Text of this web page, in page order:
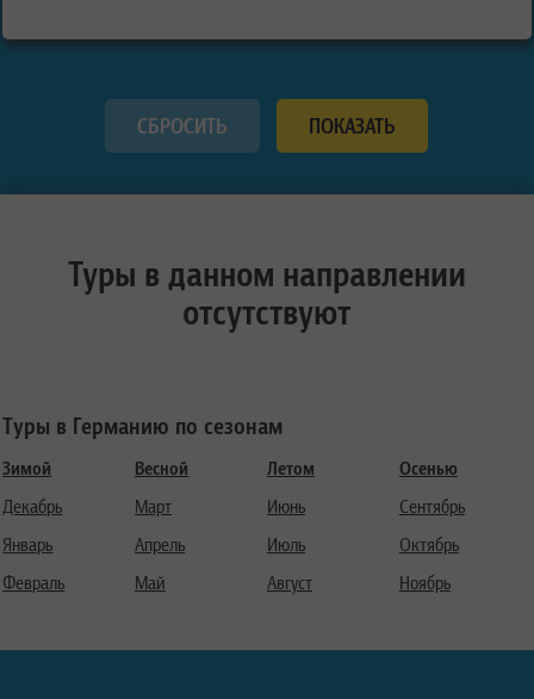
Туры в данном направлении
отсутствуют
Туры в Германию по сезонам
Зимой
Декабрь
Январь
Февраль
Весной
Март
Апрель
Май
Летом
Июнь
Июль
Август
Осенью
Сентябрь
Октябрь
Ноябрь